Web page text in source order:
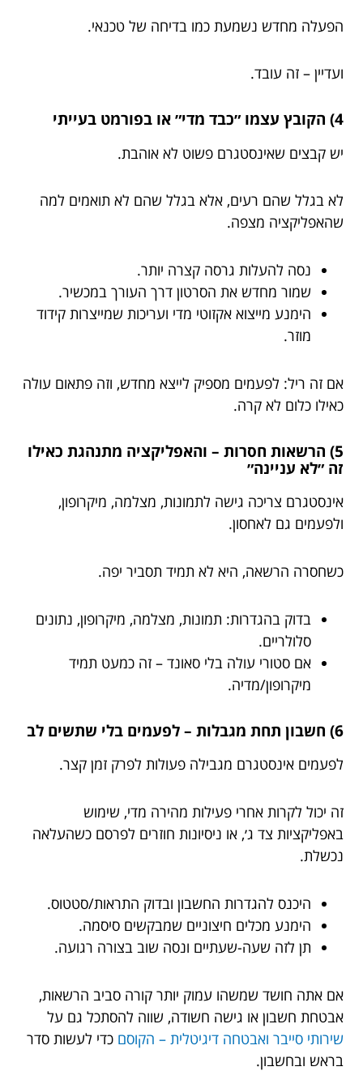
הפעלה מחדש נשמעת כמו בדיחה של טכנאי.
ועדיין – זה עובד.
4) הקובץ עצמו ״כבד מדי״ או בפורמט בעייתי
יש קבצים שאינסטגרם פשוט לא אוהבת.
לא בגלל שהם רעים, אלא בגלל שהם לא תואמים למה
שהאפליקציה מצפה.
נסה להעלות גרסה קצרה יותר.
שמור מחדש את הסרטון דרך העורך במכשיר.
הימנע מייצוא אקזוטי מדי ועריכות שמייצרות קידוד
מוזר.
אם זה ריל: לפעמים מספיק לייצא מחדש, וזה פתאום עולה
כאילו כלום לא קרה.
5) הרשאות חסרות – והאפליקציה מתנהגת כאילו
זה ״לא עניינה״
אינסטגרם צריכה גישה לתמונות, מצלמה, מיקרופון,
ולפעמים גם לאחסון.
כשחסרה הרשאה, היא לא תמיד תסביר יפה.
בדוק בהגדרות: תמונות, מצלמה, מיקרופון, נתונים
סלולריים.
אם סטורי עולה בלי סאונד – זה כמעט תמיד
מיקרופון/מדיה.
6) חשבון תחת מגבלות – לפעמים בלי שתשים לב
לפעמים אינסטגרם מגבילה פעולות לפרק זמן קצר.
זה יכול לקרות אחרי פעילות מהירה מדי, שימוש
באפליקציות צד ג׳, או ניסיונות חוזרים לפרסם כשהעלאה
נכשלת.
היכנס להגדרות החשבון ובדוק התראות/סטטוס.
הימנע מכלים חיצוניים שמבקשים סיסמה.
תן לזה שעה-שעתיים ונסה שוב בצורה רגועה.
אם אתה חושד שמשהו עמוק יותר קורה סביב הרשאות,
אבטחת חשבון או גישה חשודה, שווה להסתכל גם על
שירותי סייבר ואבטחה דיגיטלית – הקוסם כדי לעשות סדר
בראש ובחשבון.